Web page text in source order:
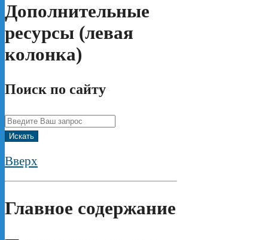
Дополнительные
ресурсы (левая
колонка)
Поиск по сайту
Искать
Вверх
Главное содержание